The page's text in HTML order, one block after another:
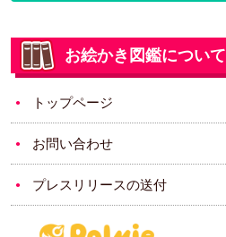
お絵かき図鑑について
トップページ
お問い合わせ
プレスリリースの送付